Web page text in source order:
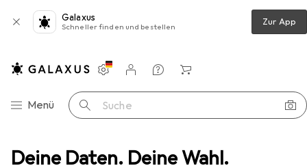
Deine Daten. Deine Wahl.
Galaxus
Schneller finden und bestellen Zur App
Navigation nach Kategorien
Menü Suche
Einstellungen
Kundenkonto
Vergleichslisten
Merklisten
Warenkorb
am Tisch Fun Kitchen Unold Pancake Maker